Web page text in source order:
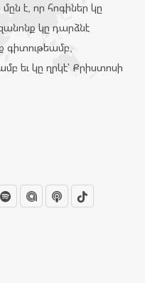
է, որ հոգիներ կը
կը դարձնէ
գիտութեամբ,
եւ կը ղրկէ՝ Քրիստոսի